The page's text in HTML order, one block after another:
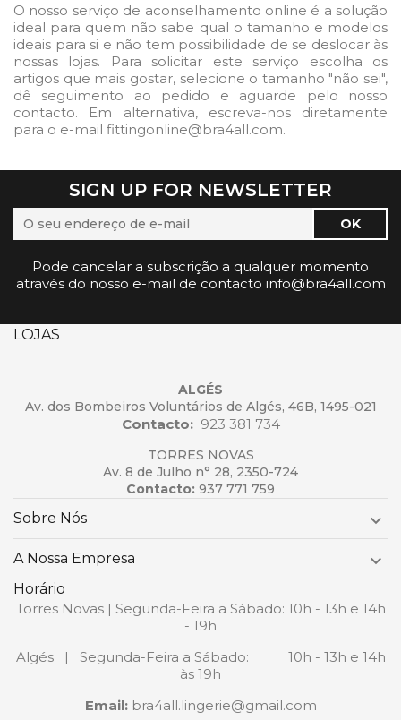
O nosso serviço de aconselhamento online é a solução
ideal para quem não sabe qual o tamanho e modelos
ideais para si e não tem possibilidade de se deslocar às
nossas lojas. Para solicitar este serviço escolha os
artigos que mais gostar, selecione o tamanho "não sei",
dê seguimento ao pedido e aguarde pelo nosso
contacto. Em alternativa, escreva-nos diretamente
para o e-mail fittingonline@bra4all.com.
SIGN UP FOR NEWSLETTER
Pode cancelar a subscrição a qualquer momento
através do nosso e-mail de contacto info@bra4all.com
LOJAS
ALGÉS
Av. dos Bombeiros Voluntários de Algés, 46B, 1495-021
Contacto: 923 381 734
TORRES NOVAS
Av. 8 de Julho n° 28, 2350-724
Contacto: 937 771 759
Sobre Nós 
A Nossa Empresa 
Horário
Torres Novas | Segunda-Feira a Sábado: 10h - 13h e 14h
- 19h
Algés | Segunda-Feira a Sábado: 10h - 13h e 14h
às 19h
Email:bra4all.lingerie@gmail.com